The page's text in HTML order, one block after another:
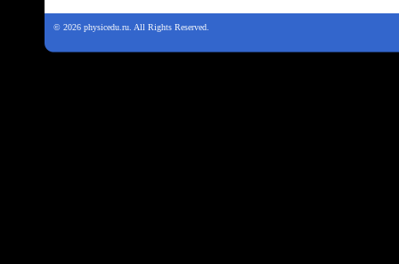
© 2026 physicedu.ru. All Rights Reserved.